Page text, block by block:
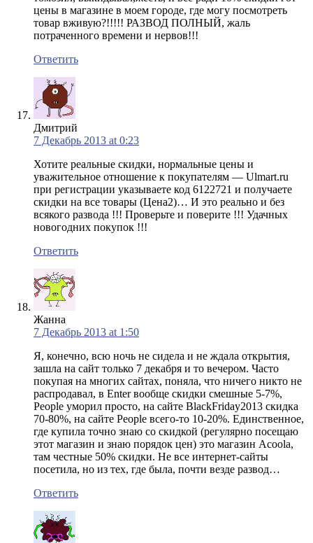
цены в магазине в моем городе, где могу посмотреть
товар вживую?!!!!! РАЗВОД ПОЛНЫЙ, жаль
потраченного времени и нервов!!!
Ответить
Дмитрий
7 Декабрь 2013 at 0:23
Хотите реальные скидки, нормальные цены и
уважительное отношение к покупателям — Ulmart.ru
при регистрации указываете код 6122721 и получаете
скидки на все товары (Цена2)… И это реально и без
всякого развода !!! Проверьте и поверите !!! Удачных
новогодних покупок !!!
Ответить
Жанна
7 Декабрь 2013 at 1:50
Я, конечно, всю ночь не сидела и не ждала открытия,
зашла на сайт только 7 декабря и то вечером. Часто
покупая на многих сайтах, поняла, что ничего никто не
распродавал, в Enter вообще скидки смешные 5-7%,
People уморил просто, на сайте BlackFriday2013 скидка
70-80%, на сайте People всего-то 10-20%. Единственное,
где купила точно знаю со скидкой (регулярно посещаю
этот магазин и знаю порядок цен) это магазин Acoola,
там честные 50% скидки. Не все интернет-сайты
посетила, но из тех, где была, почти везде развод…
Ответить